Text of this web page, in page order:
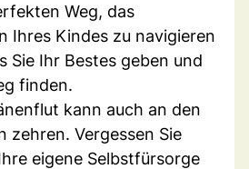
Weg, das
Ihres Kindes zu navigieren
Sie Ihr Bestes geben und
finden.
kann auch an den
zehren. Vergessen Sie
eigene Selbstfürsorge